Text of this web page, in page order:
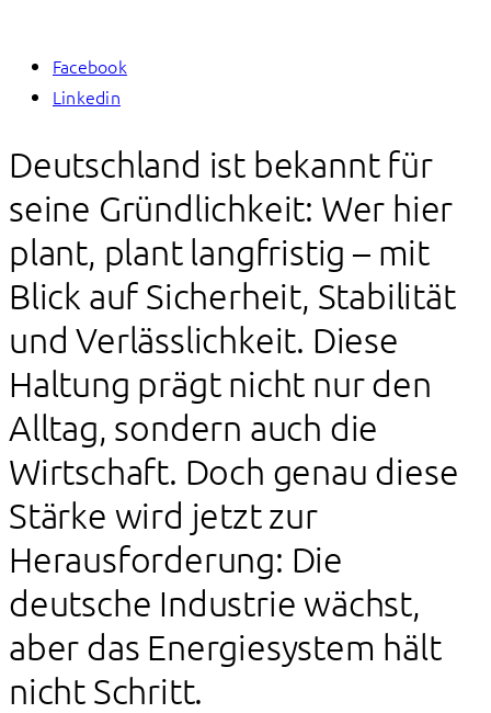
Facebook
Linkedin
Deutschland ist bekannt für
seine Gründlichkeit: Wer hier
plant, plant langfristig – mit
Blick auf Sicherheit, Stabilität
und Verlässlichkeit. Diese
Haltung prägt nicht nur den
Alltag, sondern auch die
Wirtschaft. Doch genau diese
Stärke wird jetzt zur
Herausforderung: Die
deutsche Industrie wächst,
aber das Energiesystem hält
nicht Schritt.